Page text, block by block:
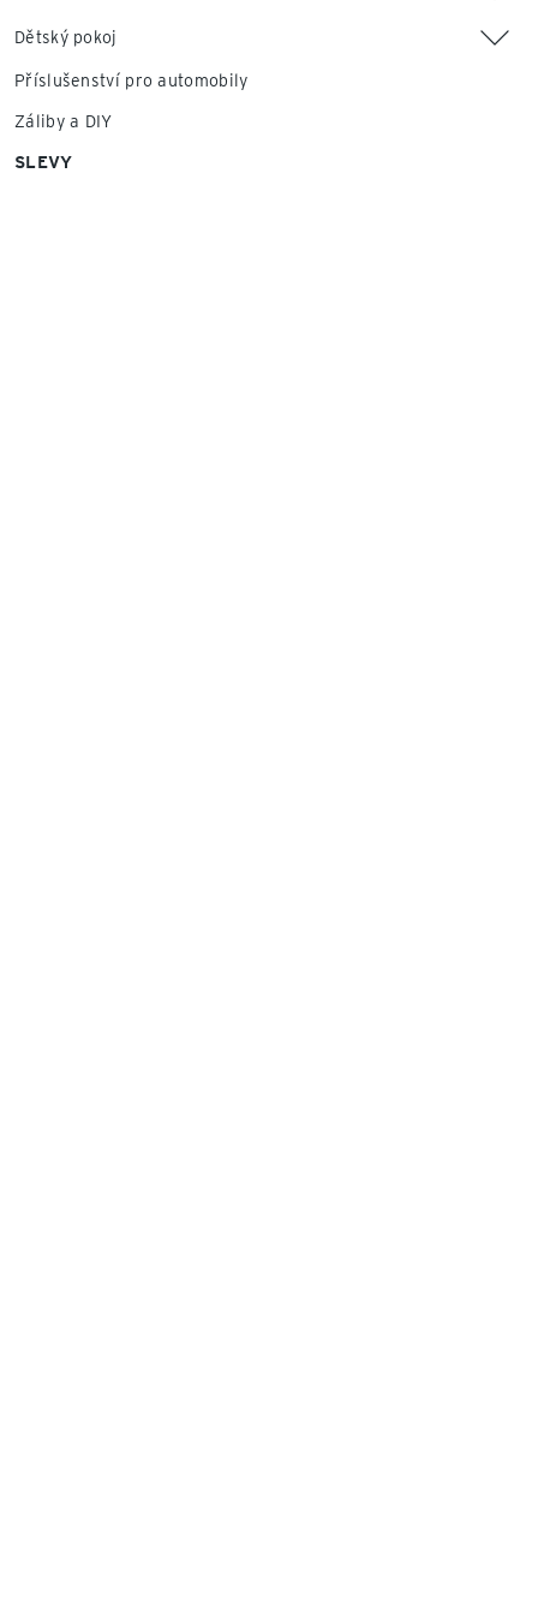
Dětský pokoj
Příslušenství pro automobily
Záliby a DIY
SLEVY